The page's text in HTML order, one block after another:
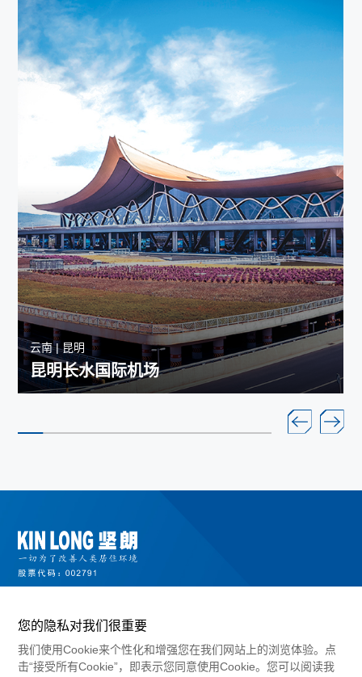
云南 | 昆明
昆明长水国际机场
您的隐私对我们很重要
我们使用Cookie来个性化和增强您在我们网站上的浏览体验。点
击“接受所有Cookie”，即表示您同意使用Cookie。您可以阅读我